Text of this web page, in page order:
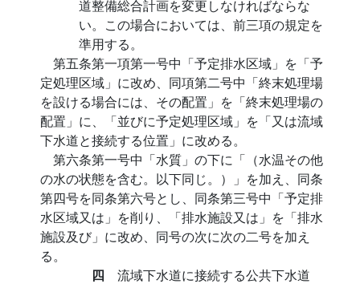
道整備総合計画を変更しなければならな
い。この場合においては、前三項の規定を
準用する。
第五条第一項第一号中「予定排水区域」を「予
定処理区域」に改め、同項第二号中「終末処理場
を設ける場合には、その配置」を「終末処理場の
配置」に、「並びに予定処理区域」を「又は流域
下水道と接続する位置」に改める。
第六条第一号中「水質」の下に「（水温その他
の水の状態を含む。以下同じ。）」を加え、同条
第四号を同条第六号とし、同条第三号中「予定排
水区域又は」を削り、「排水施設又は」を「排水
施設及び」に改め、同号の次に次の二号を加え
る。
四 流域下水道に接続する公共下水道